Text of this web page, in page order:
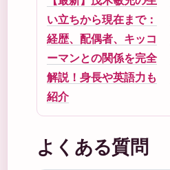
い立ちから現在まで：
経歴、配偶者、キッコ
ーマンとの関係を完全
解説！身長や英語力も
紹介
よくある質問